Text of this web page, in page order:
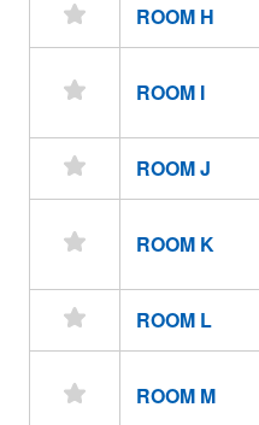
ROOM H
ROOM I
ROOM J
ROOM K
ROOM L
ROOM M